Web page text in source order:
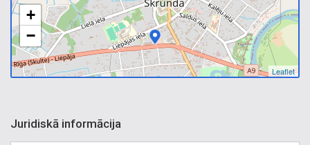
+
−
Leaflet
Juridiskā informācija